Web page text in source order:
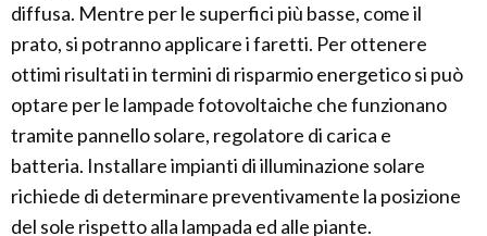
diffusa. Mentre per le superfici più basse, come il
prato, si potranno applicare i faretti. Per ottenere
ottimi risultati in termini di risparmio energetico si può
optare per le lampade fotovoltaiche che funzionano
tramite pannello solare, regolatore di carica e
batteria. Installare impianti di illuminazione solare
richiede di determinare preventivamente la posizione
del sole rispetto alla lampada ed alle piante.